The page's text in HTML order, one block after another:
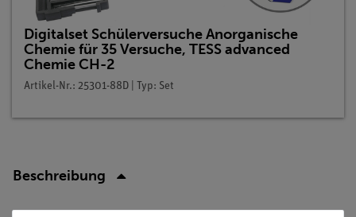
Digitalset Schülerversuche Anorganische
Chemie für 35 Versuche, TESS advanced
Chemie CH-2
Artikel-Nr.: 25301-88D | Typ: Set
Beschreibung